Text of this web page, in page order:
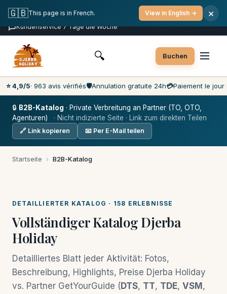
Kostenlose Stornierung
Zahlung am Abreisetag
Günstigste Preise auf dem Markt
Kundenservice 7 Tage die Woche
🔍 Buchen
⭐ 4,9/5· 963 avis vérifiés🛡️Annulation gratuite 24h💳Paiement le jour
🔒 B2B-Katalog · Private Verbreitung an Partner (TO, OTO,
Agenturen)
· Nicht indizierte Seite · Link zum direkten Teilen
🔗 Link kopieren 📧 Per E-Mail teilen
Startseite › B2B-Katalog
DETAILLIERTER KATALOG · 158 ERLEBNISSE
Vollständiger Katalog Djerba
Holiday
Detailliertes Blatt jeder Aktivität: Fotos,
Beschreibung, Highlights, Preise Djerba Holiday
vs. Partner GetYourGuide ( DTS, TT, TDE, VSM ,
🇬🇧This page is in French. View in English → ×